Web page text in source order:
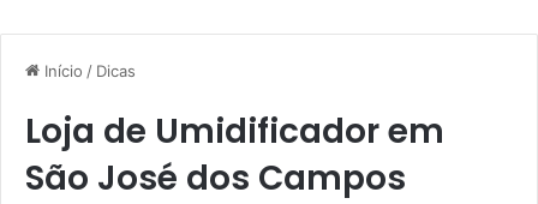
Início / Dicas
Loja de Umidificador em
São José dos Campos